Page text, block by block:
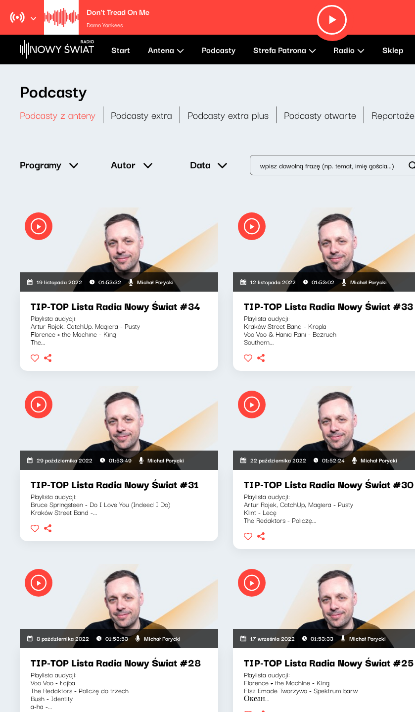
Don't Tread On Me
Damn Yankees
Start Antena Podcasty Strefa Patrona Radio Sklep
Podcasty
Podcasty z anteny Podcasty extra Podcasty extra plus Podcasty otwarte Reportaże
Programy Autor Data
19 listopada 2022 01:53:32 Michał Porycki
TIP-TOP Lista Radia Nowy Świat #34
Playlista audycji:
Artur Rojek, CatchUp, Magiera - Pusty
Florence + the Machine - King
The...
12 listopada 2022 01:53:02 Michał Porycki
TIP-TOP Lista Radia Nowy Świat #33
Playlista audycji:
Kraków Street Band - Kropla
Voo Voo & Hania Rani - Bezruch
Southern...
29 października 2022 01:53:49 Michał Porycki
TIP-TOP Lista Radia Nowy Świat #31
Playlista audycji:
Bruce Springsteen - Do I Love You (Indeed I Do)
Kraków Street Band -...
22 października 2022 01:52:24 Michał Porycki
TIP-TOP Lista Radia Nowy Świat #30
Playlista audycji:
Artur Rojek, CatchUp, Magiera - Pusty
Klint - Lecę
The Redaktors - Policzę...
8 października 2022 01:53:53 Michał Porycki
TIP-TOP Lista Radia Nowy Świat #28
Playlista audycji:
Voo Voo - Łajba
The Redaktors - Policzę do trzech
Bush - Identity
a-ha -...
17 września 2022 01:53:33 Michał Porycki
TIP-TOP Lista Radia Nowy Świat #25
Playlista audycji:
Florence + the Machine - King
Fisz Emade Tworzywo - Spektrum barw
Океан...